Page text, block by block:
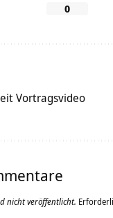
0
Vortragsvideo
nicht veröffentlicht.